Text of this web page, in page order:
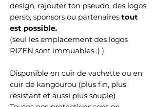
design, rajouter ton pseudo, des logos
perso, sponsors ou partenaires tout
est possible.
(seul les emplacement des logos
RIZEN sont immuables :) )
Disponible en cuir de vachette ou en
cuir de kangourou (plus fin, plus
résistant et aussi plus souple)